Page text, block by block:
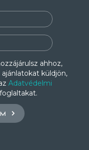
ahhoz,
küldjön,
Adatvédelmi
foglaltakat.